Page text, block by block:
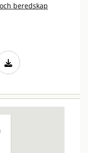
beredskap